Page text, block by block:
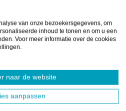
van onze bezoekersgegevens, om
inhoud te tonen en om u een
Voor meer informatie over de cookies
naar de website
aanpassen
6 JULI 2026
NIEUWS
Gelukkige dieren en minder
uitval: ILVO onderzoekt